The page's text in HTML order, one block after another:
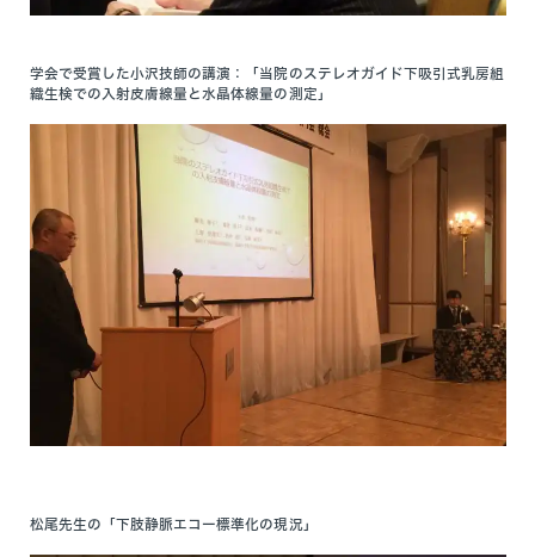
学会で受賞した小沢技師の講演：「当院のステレオガイド下吸引式乳房組
織生検での入射皮膚線量と水晶体線量の測定」
松尾先生の「下肢静脈エコー標準化の現況」